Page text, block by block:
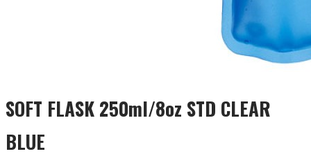
SOFT FLASK 250ml/8oz STD CLEAR
BLUE